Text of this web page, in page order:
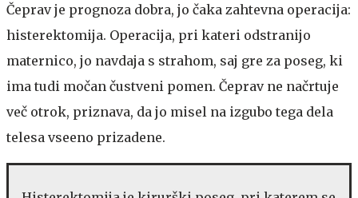
Čeprav je prognoza dobra, jo čaka zahtevna operacija:
histerektomija. Operacija, pri kateri odstranijo
maternico, jo navdaja s strahom, saj gre za poseg, ki
ima tudi močan čustveni pomen. Čeprav ne načrtuje
več otrok, priznava, da jo misel na izgubo tega dela
telesa vseeno prizadene.